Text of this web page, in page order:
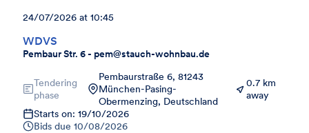
WDVS
Pembaur Str. 6 - pem@stauch-wohnbau.de
24/07/2026 at 10:45
Tendering
phase
Pembaurstraße 6, 81243
München-Pasing-
Obermenzing, Deutschland
0.7 km
away
Starts on: 19/10/2026
Bids due 10/08/2026